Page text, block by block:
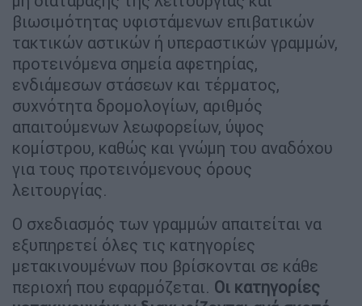
βιωσιμότητας υφιστάμενων επιβατικών
τακτικών αστικών ή υπεραστικών γραμμών,
προτεινόμενα σημεία αφετηρίας,
ενδιάμεσων στάσεων και τέρματος,
συχνότητα δρομολογίων, αριθμός
απαιτούμενων λεωφορείων, ύψος
κομίστρου, καθώς και γνώμη του αναδόχου
για τους προτεινόμενους όρους
λειτουργίας.
Ο σχεδιασμός των γραμμών απαιτείται να
εξυπηρετεί όλες τις κατηγορίες
μετακινουμένων που βρίσκονται σε κάθε
περιοχή που εφαρμόζεται. Οι κατηγορίες